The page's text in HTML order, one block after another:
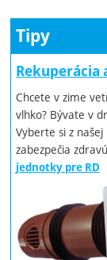
Tipy
Rekuperácia
Chcete v zime
vlhko? Bývate v
Vyberte si z
zabezpečia
jednotky pre RD